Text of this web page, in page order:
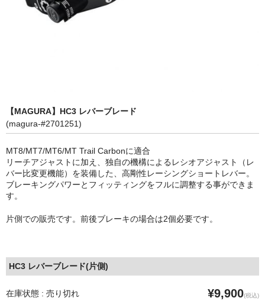
パーツカテゴリー
MTBアクセサリー
MTBグリップ
MTBシフター
MTBステム
MTBチェーンガイド
MTBハンドルバー
【MAGURA】HC3 レバーブレード
(magura-#2701251)
MT8/MT7/MT6/MT Trail Carbonに適合
リーチアジャストに加え、独自の機構によるレシオアジャスト（レ
バー比変更機能）を装備した、高剛性レーシングショートレバー。
ブレーキングパワーとフィッティングをフルに調整する事ができま
す。
片側での販売です。前後ブレーキの場合は2個必要です。
HC3 レバーブレード(片側)
在庫状態 : 売り切れ ¥9,900(税込)